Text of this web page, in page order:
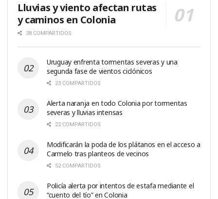
Lluvias y viento afectan rutas
y caminos en Colonia
38 COMPARTIDOS
Uruguay enfrenta tormentas severas y una
segunda fase de vientos ciclónicos
23 COMPARTIDOS
Alerta naranja en todo Colonia por tormentas
severas y lluvias intensas
22 COMPARTIDOS
Modificarán la poda de los plátanos en el acceso a
Carmelo tras planteos de vecinos
52 COMPARTIDOS
Policía alerta por intentos de estafa mediante el
“cuento del tío” en Colonia